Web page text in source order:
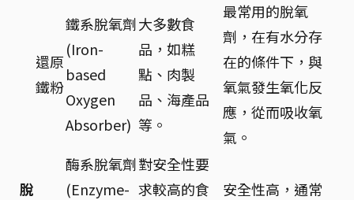
脫
還原
鐵粉
鐵系脫氧劑
(Iron-
based
Oxygen
Absorber)
大多數食
品，如糕
點、肉製
品、海產品
等。
最常用的脫氧
劑，在有水分存
在的條件下，與
氧氣發生氧化反
應，從而吸收氧
氣。
酶系脫氧劑
(Enzyme-
對安全性要
求較高的食
安全性高，通常